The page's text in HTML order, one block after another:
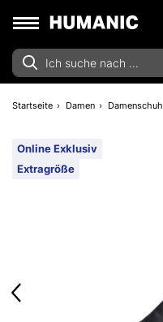
Startseite Damen
Online Exklusiv
Extragröße